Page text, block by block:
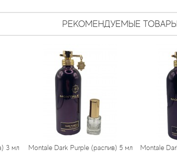
РЕКОМЕНДУЕМЫЕ ТОВАРЫ
Purple (распив) 5 мл Montale Dark Purple (распив)